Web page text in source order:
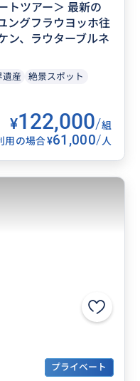
トツアー＞ 最新の
ングフラウヨッホ往
ン、ラウターブルネ
遺産 絶景スポット
¥122,000/組
用の場合¥61,000/人
プライベート